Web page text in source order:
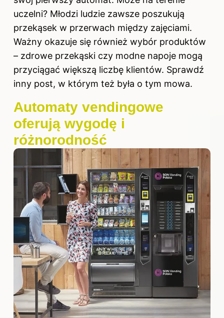
uczelni? Młodzi ludzie zawsze poszukują
przekąsek w przerwach między zajęciami.
Ważny okazuje się również wybór produktów
– zdrowe przekąski czy modne napoje mogą
przyciągać większą liczbę klientów. Sprawdź
inny post, w którym też była o tym mowa.
Automaty vendingowe
oferują wygodę i
różnorodność